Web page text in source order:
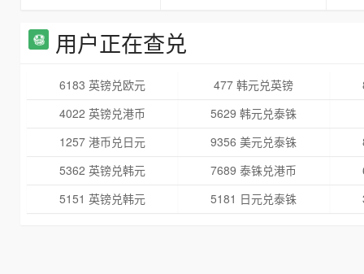
用户正在查兑
6183 英镑兑欧元 477 韩元兑英镑
4022 英镑兑港币
5629 韩元兑泰铢
1257 港币兑日元
9356 美元兑泰铢
5362 英镑兑韩元
7689 泰铢兑港币
5151 英镑兑韩元
5181 日元兑泰铢